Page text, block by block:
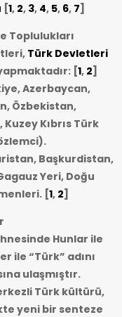
[1, 2, 3, 4, 5, 6, 7]
Toplulukları
Türk Devletleri
[1, 2]
Azerbaycan,
Özbekistan,
Kıbrıs Türk
Başkurdistan,
Yeri, Doğu
[1, 2]
Hunlar ile
ile “Türk” adını
ulaşmıştır.
Türk kültürü,
yeni bir senteze